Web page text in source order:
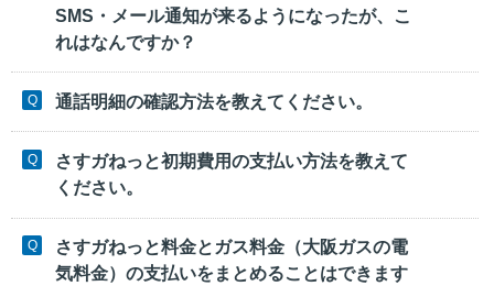
SMS・メール通知が来るようになったが、こ
れはなんですか？
通話明細の確認方法を教えてください。
さすガねっと初期費用の支払い方法を教えて
ください。
さすガねっと料金とガス料金（大阪ガスの電
気料金）の支払いをまとめることはできます